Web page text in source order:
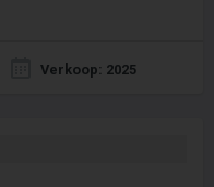
Verkoop: 2025